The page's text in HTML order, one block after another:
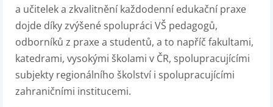
a učitelek a zkvalitnění každodenní edukační praxe
dojde díky zvýšené spolupráci VŠ pedagogů,
odborníků z praxe a studentů, a to napříč fakultami,
katedrami, vysokými školami v ČR, spolupracujícími
subjekty regionálního školství i spolupracujícími
zahraničními institucemi.